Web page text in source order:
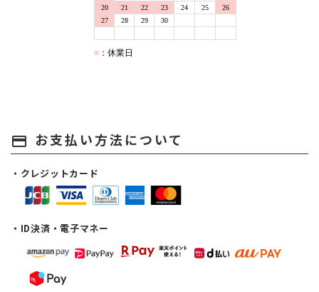
payment お支払い方法について
・クレジットカード
・ID決済・電子マネー